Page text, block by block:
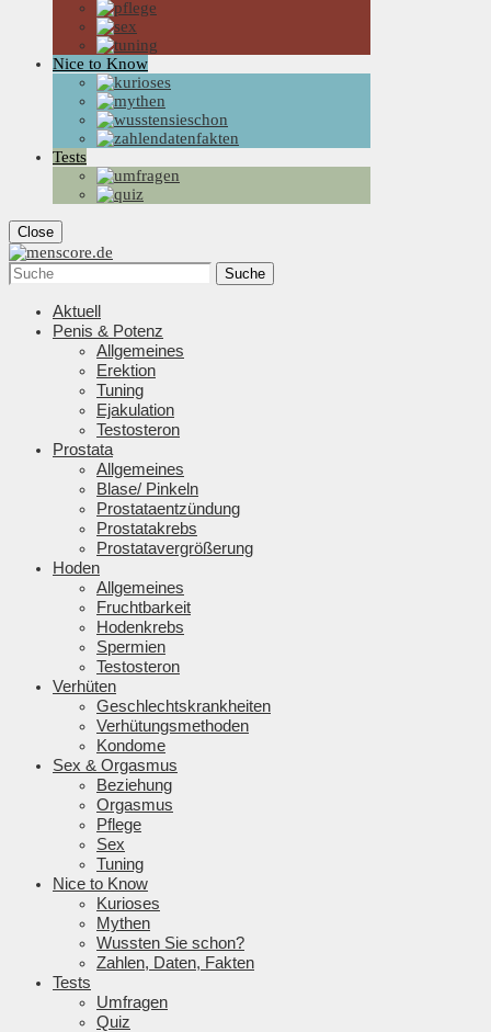
Nice to Know
Tests
Close
Suche
Aktuell
Penis & Potenz
Allgemeines
Erektion
Tuning
Ejakulation
Testosteron
Prostata
Allgemeines
Blase/ Pinkeln
Prostataentzündung
Prostatakrebs
Prostatavergrößerung
Hoden
Allgemeines
Fruchtbarkeit
Hodenkrebs
Spermien
Testosteron
Verhüten
Geschlechtskrankheiten
Verhütungsmethoden
Kondome
Sex & Orgasmus
Beziehung
Orgasmus
Pflege
Sex
Tuning
Nice to Know
Kurioses
Mythen
Wussten Sie schon?
Zahlen, Daten, Fakten
Tests
Umfragen
Quiz